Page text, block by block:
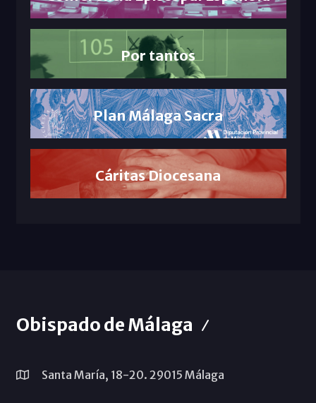
Por tantos
Plan Málaga Sacra
Cáritas Diocesana
Obispado de Málaga
Santa María, 18-20. 29015 Málaga